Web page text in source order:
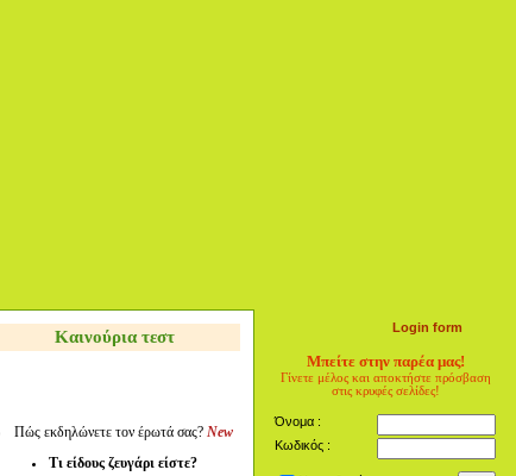
Καινούρια τεστ
Πώς εκδηλώνετε τον έρωτά σας? New
Τι είδους ζευγάρι είστε?
Login form
Μπείτε στην παρέα μας!
Γίνετε μέλος και αποκτήστε πρόσβαση
στις κρυφές σελίδες!
Όνομα :
Κωδικός :